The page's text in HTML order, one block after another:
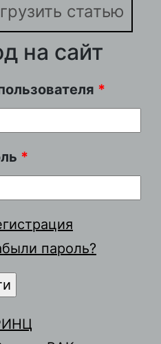
статью
на сайт
*
*
пароль?